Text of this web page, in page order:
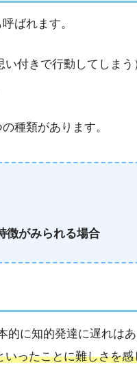
呼ばれます。
付きで行動してしま
種類があります。
徴がみられる場合
に知的発達に遅れはあ
ったことに難しさを